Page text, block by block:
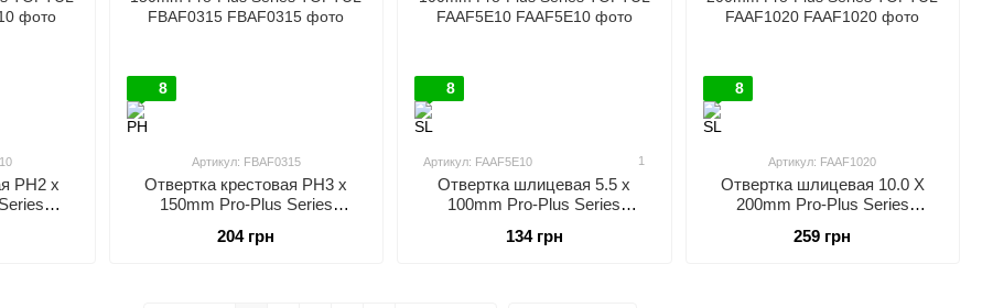
PH2 x
8
Артикул: FBAF0315
Отвертка крестовая PH3 x
150mm Pro-Plus Series
204 грн
8
Артикул: FAAF5E10 1
Отвертка шлицевая 5.5 x
100mm Pro-Plus Series
134 грн
8
Артикул: FAAF1020
Отвертка шлицевая 10.0 X
200mm Pro-Plus Series
259 грн